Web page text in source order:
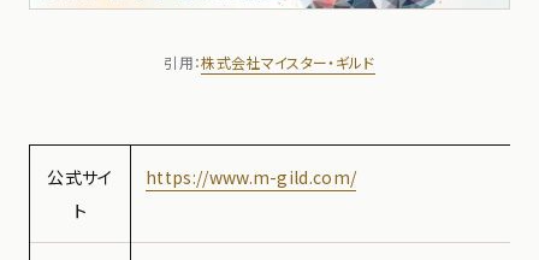
引用：株式会社マイスター・ギルド
公式サイ
ト
https://www.m-gild.com/